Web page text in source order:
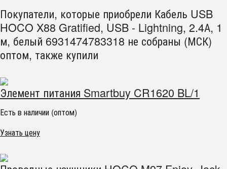
Покупатели, которые приобрели Кабель USB
HOCO X88 Gratified, USB - Lightning, 2.4А, 1
м, белый 6931474783318 не собраны (МСК)
оптом, также купили
Элемент питания Smartbuy CR1620 BL/1
Есть в наличии (оптом)
Узнать цену